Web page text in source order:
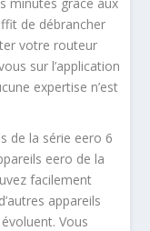
minutes grâce aux
de débrancher
votre routeur
sur l’application
expertise n’est
de la série eero 6
eero de la
facilement
appareils
Vous